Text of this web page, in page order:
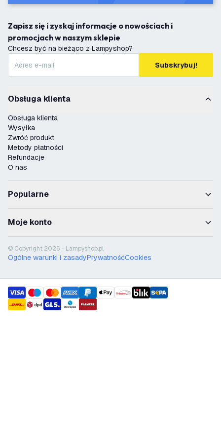
Zapisz się i zyskaj informacje o nowościach i
promocjach w naszym sklepie
Chcesz być na bieżąco z Lampyshop?
Subskrybuj!
Obsługa klienta
Obsługa klienta
Wysyłka
Zwróć produkt
Metody płatności
Refundacje
O nas
Popularne
Moje konto
© Copyright 2026 - Lampyshop.pl
Ogólne warunki i zasadyPrywatnośćCookies
payment methods
shipment methods